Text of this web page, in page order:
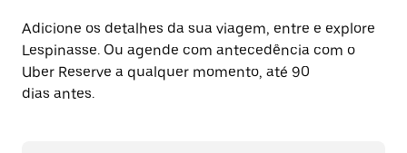
Adicione os detalhes da sua viagem, entre e explore
Lespinasse. Ou agende com antecedência com o
Uber Reserve a qualquer momento, até 90
dias antes.